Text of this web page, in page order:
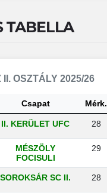
TABELLA
II. OSZTÁLY 2025/26
Csapat Mérk.
II. KERÜLET UFC 28
MÉSZÖLY
FOCISULI
29
SOROKSÁR SC II. 28